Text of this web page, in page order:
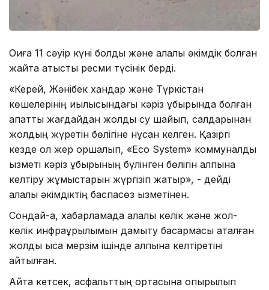
Оқиға 11 сәуір күні болды және қалалық әкімдік болған
жайтқа қатысты ресми түсінік берді.
«Керей, Жәнібек хандар және Түркістан
көшелерінің қиылысындағы кәріз құбырында болған
апаттық жағдайдан жолды су шайып, салдарынан
жолдың жүретін бөлігіне нұқсан келген. Қазіргі
кезде ол жер қоршалып, «Eco System» коммуналдық
қызметі кәріз құбырының бүлінген бөлігін қалпына
келтіру жұмыстарын жүргізіп жатыр», - дейді
қалалық әкімдіктің баспасөз қызметінен.
Сондай-ақ, хабарламада қалалық көлік және жол-
көлік инфрақұрылымын дамыту басқармасы аталған
жолды қысқа мерзім ішінде қалпына келтіретіні
айтылған.
Айта кетсек, асфальттың ортасына опырылып